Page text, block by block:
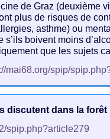
de Graz (deuxième
plus de risques de
asthme) ou
s’ils boivent moins
que les sujets
mai68.org/spip/
discutent dans la forêt
spip.php?article279